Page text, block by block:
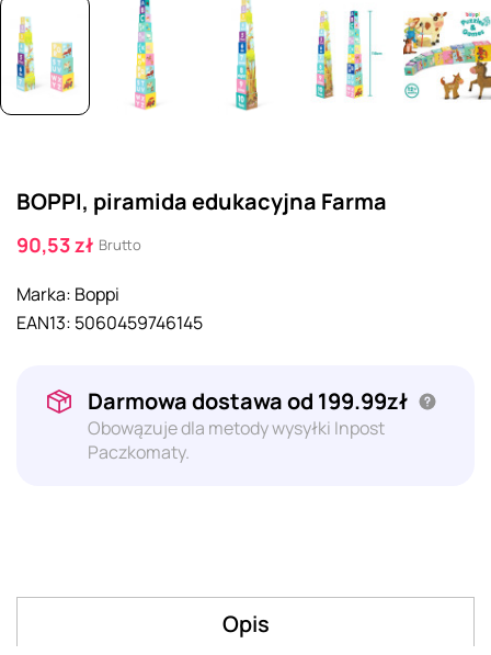
BOPPI, piramida edukacyjna Farma
90,53 zł Brutto
Marka: Boppi
EAN13: 5060459746145
Darmowa dostawa od 199.99zł
Obowązuje dla metody wysyłki Inpost
Paczkomaty.
Opis